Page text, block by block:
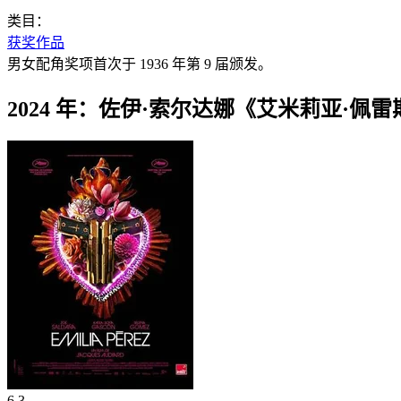
类目：
获奖作品
男女配角奖项首次于 1936 年第 9 届颁发。
2024 年：佐伊·索尔达娜《艾米莉亚·佩雷